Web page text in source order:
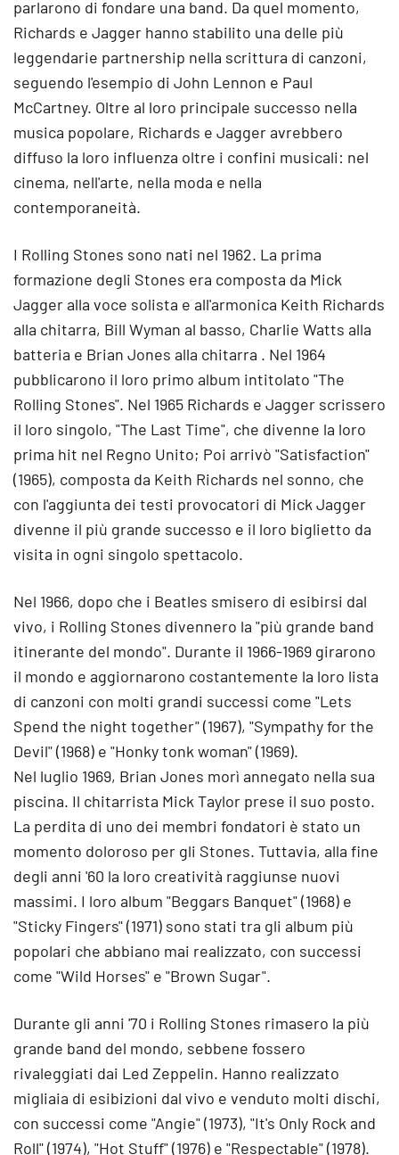
parlarono di fondare una band. Da quel momento,
Richards e Jagger hanno stabilito una delle più
leggendarie partnership nella scrittura di canzoni,
seguendo l'esempio di John Lennon e Paul
McCartney. Oltre al loro principale successo nella
musica popolare, Richards e Jagger avrebbero
diffuso la loro influenza oltre i confini musicali: nel
cinema, nell'arte, nella moda e nella
contemporaneità.
I Rolling Stones sono nati nel 1962. La prima
formazione degli Stones era composta da Mick
Jagger alla voce solista e all'armonica Keith Richards
alla chitarra, Bill Wyman al basso, Charlie Watts alla
batteria e Brian Jones alla chitarra . Nel 1964
pubblicarono il loro primo album intitolato "The
Rolling Stones". Nel 1965 Richards e Jagger scrissero
il loro singolo, "The Last Time", che divenne la loro
prima hit nel Regno Unito; Poi arrivò "Satisfaction"
(1965), composta da Keith Richards nel sonno, che
con l'aggiunta dei testi provocatori di Mick Jagger
divenne il più grande successo e il loro biglietto da
visita in ogni singolo spettacolo.
Nel 1966, dopo che i Beatles smisero di esibirsi dal
vivo, i Rolling Stones divennero la "più grande band
itinerante del mondo". Durante il 1966-1969 girarono
il mondo e aggiornarono costantemente la loro lista
di canzoni con molti grandi successi come "Lets
Spend the night together" (1967), "Sympathy for the
Devil" (1968) e "Honky tonk woman" (1969).
Nel luglio 1969, Brian Jones morì annegato nella sua
piscina. Il chitarrista Mick Taylor prese il suo posto.
La perdita di uno dei membri fondatori è stato un
momento doloroso per gli Stones. Tuttavia, alla fine
degli anni '60 la loro creatività raggiunse nuovi
massimi. I loro album "Beggars Banquet" (1968) e
"Sticky Fingers" (1971) sono stati tra gli album più
popolari che abbiano mai realizzato, con successi
come "Wild Horses" e "Brown Sugar".
Durante gli anni '70 i Rolling Stones rimasero la più
grande band del mondo, sebbene fossero
rivaleggiati dai Led Zeppelin. Hanno realizzato
migliaia di esibizioni dal vivo e venduto molti dischi,
con successi come "Angie" (1973), "It's Only Rock and
Roll" (1974), "Hot Stuff" (1976) e "Respectable" (1978).